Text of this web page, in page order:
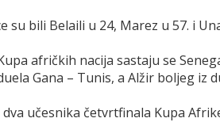
su bili Belaili u 24, Marez u 57. i
afričkih nacija sastaju se
Gana – Tunis, a Alžir boljeg iz
učesnika četvrtfinala Kupa